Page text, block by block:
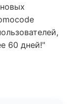
60 дней!"